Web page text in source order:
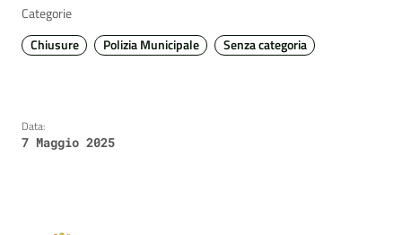
Categorie
Chiusure
Polizia Municipale Senza categoria
Data:
7 Maggio 2025